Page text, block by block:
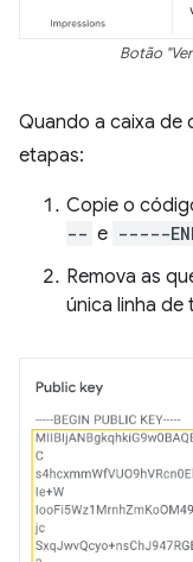
Botão
Quando a caixa de
etapas:
Copie o
-- e -----
Remova as
única linha de